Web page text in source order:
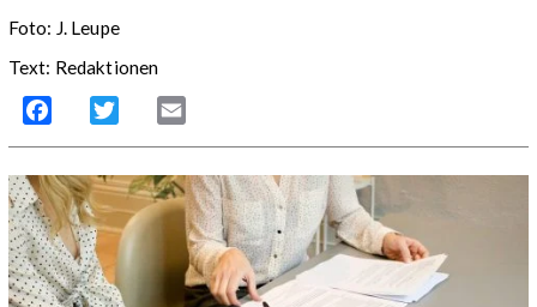
Foto: J. Leupe
Text: Redaktionen
Facebook Twitter